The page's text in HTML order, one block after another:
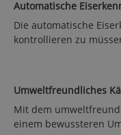
Automatische
Die automatische
kontrollieren zu
Umweltfreundliches
Mit dem
einem bewussteren